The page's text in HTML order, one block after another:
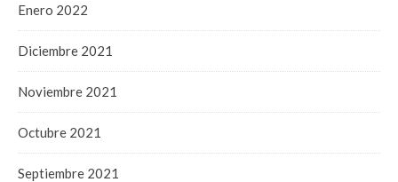
Enero 2022
Diciembre 2021
Noviembre 2021
Octubre 2021
Septiembre 2021